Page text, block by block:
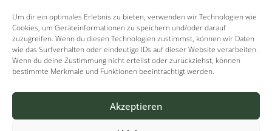
Um dir ein optimales Erlebnis zu bieten, verwenden wir Technologien wie
Cookies, um Geräteinformationen zu speichern und/oder darauf
zuzugreifen. Wenn du diesen Technologien zustimmst, können wir Daten
wie das Surfverhalten oder eindeutige IDs auf dieser Website verarbeiten.
Wenn du deine Zustimmung nicht erteilst oder zurückziehst, können
bestimmte Merkmale und Funktionen beeinträchtigt werden.
Akzeptieren
Facebook
Copyright © 2026von-hainrich.de| Candrac von Hainrich